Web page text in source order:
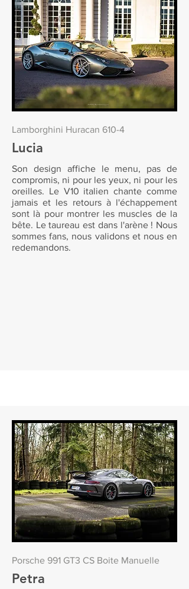
Lamborghini Huracan 610-4
Lucia
Son design affiche le menu, pas de
compromis, ni pour les yeux, ni pour les
oreilles. Le V10 italien chante comme
jamais et les retours à l'échappement
sont là pour montrer les muscles de la
bête. Le taureau est dans l'arène ! Nous
sommes fans, nous validons et nous en
redemandons.
Porsche 991 GT3 CS Boite Manuelle
Petra